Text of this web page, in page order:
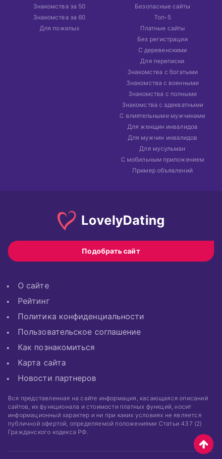
Знакомства за 50
Знакомства за 60
Для пожилых
Безопасные сайты
Топ-5
Платные сайты
Без регистрации
С деревенскими
Для переписки
Знакомства с богатыми
Знакомства с военными
Знакомства с полными
Знакомства с адекватными
С влиятельными мужчинами
Для женщин инвалидов
Для мужчин инвалидов
Для мусульман
С мобильным приложением
Пример объявлений
LovelyDating
Подобрать сайт
О сайте
Рейтинг
Политика конфиденциальности
Пользовательское соглашение
Как познакомиться
Карта сайта
Новости партнеров
Вся представленная на сайте информация, касающаяся описаний
сайтов, их функционала и стоимости платных функций, носит
информационный характер и ни при каких условиях не является
публичной офертой, определяемой положениями Статьи 437 (2)
Гражданского кодекса РФ.